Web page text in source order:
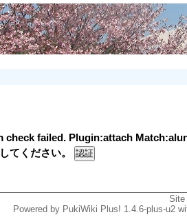
check failed. Plugin:attach
てください。
Powered by PukiWiki Plus! 1.4.6-plus-u2